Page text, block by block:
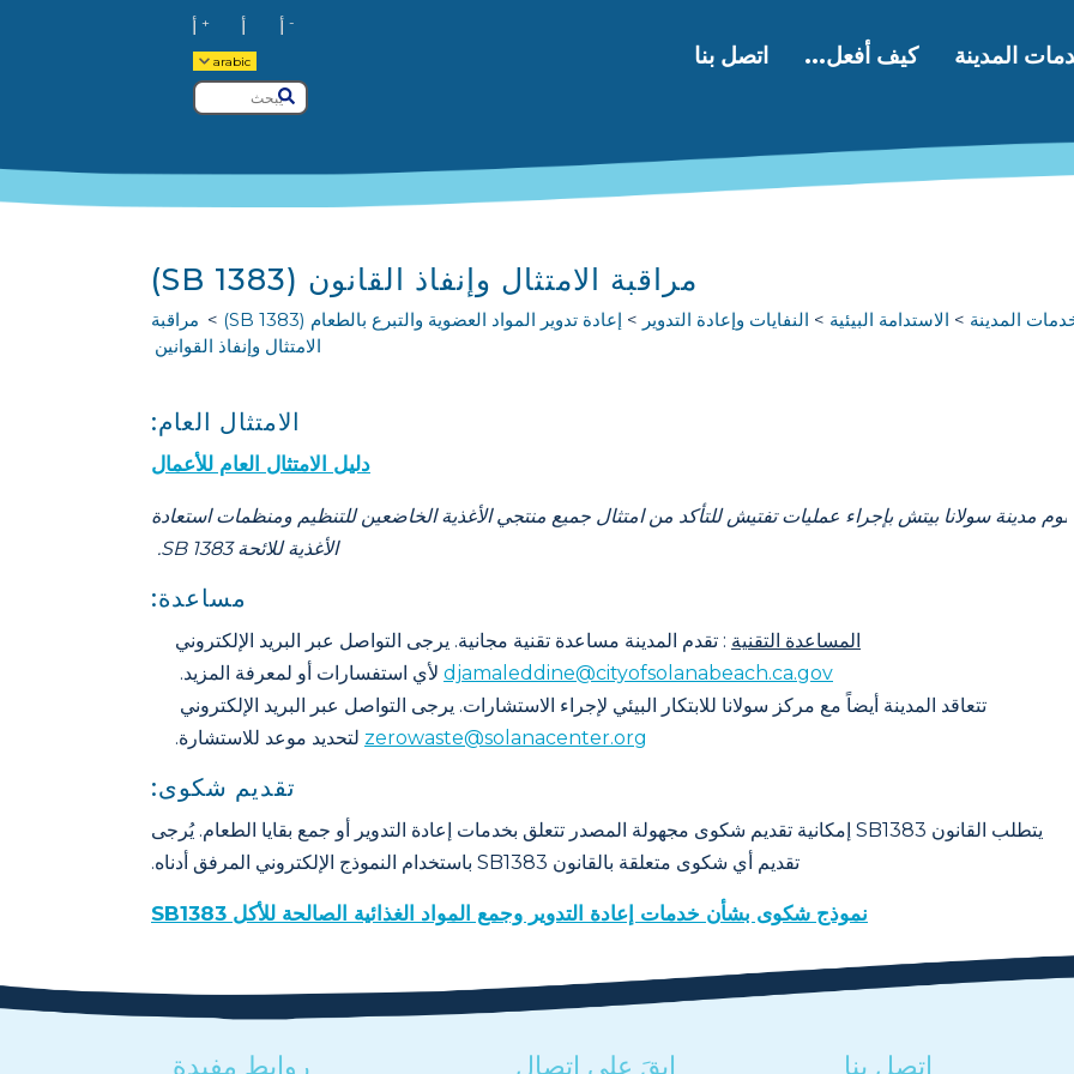
المدينة كيف أفعل... اتصل بنا
- أ أ + أ
arabic
يبحث يُقدِّم
مراقبة الامتثال وإنفاذ القانون (SB 1383)
المدينة الاستدامة البيئية النفايات وإعادة التدوير إعادة تدوير المواد العضوية والتبرع بالطعام (SB 1383)
مراقبة
الامتثال وإنفاذ القوانين
الامتثال العام:
دليل الامتثال العام للأعمال
تقوم مدينة سولانا بيتش بإجراء عمليات تفتيش للتأكد من امتثال جميع منتجي الأغذية الخاضعين للتنظيم ومنظمات استعادة
الأغذية للائحة SB 1383.
مساعدة:
المساعدة التقنية : تقدم المدينة مساعدة تقنية مجانية. يرجى التواصل عبر البريد الإلكتروني
djamaleddine@cityofsolanabeach.ca.gov لأي استفسارات أو لمعرفة المزيد.
تتعاقد المدينة أيضاً مع مركز سولانا للابتكار البيئي لإجراء الاستشارات. يرجى التواصل عبر البريد الإلكتروني
zerowaste@solanacenter.org لتحديد موعد للاستشارة.
تقديم شكوى:
يتطلب القانون SB1383 إمكانية تقديم شكوى مجهولة المصدر تتعلق بخدمات إعادة التدوير أو جمع بقايا الطعام. يُرجى
تقديم أي شكوى متعلقة بالقانون SB1383 باستخدام النموذج الإلكتروني المرفق أدناه.
نموذج شكوى بشأن خدمات إعادة التدوير وجمع المواد الغذائية الصالحة للأكل SB1383
اتصل بنا ابقَ على اتصال روابط مفيدة